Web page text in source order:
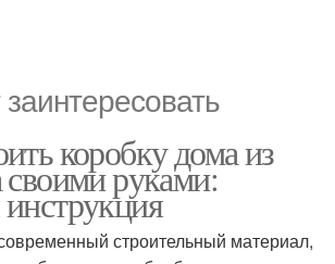
коробку дома из
своими руками:
строительный материал,